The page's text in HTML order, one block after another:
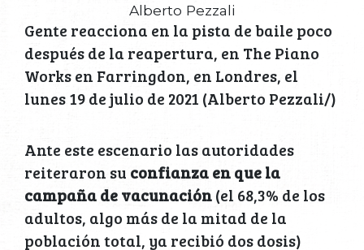
Alberto Pezzali
Gente reacciona en la pista de baile poco
después de la reapertura, en The Piano
Works en Farringdon, en Londres, el
lunes 19 de julio de 2021 (Alberto Pezzali/)
Ante este escenario las autoridades
reiteraron su confianza en que la
campaña de vacunación(el 68,3% de los
adultos, algo más de la mitad de la
población total, ya recibió dos dosis)